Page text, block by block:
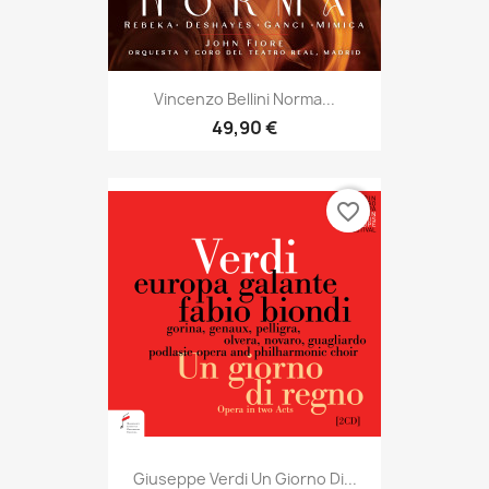
Vincenzo Bellini Norma...
49,90 €
Giuseppe Verdi Un Giorno Di...
favorite_border